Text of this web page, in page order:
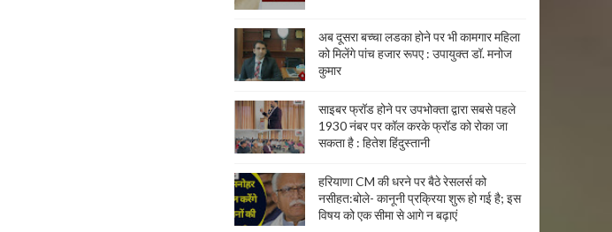
अब दूसरा बच्चा लडका होने पर भी कामगार महिला
को मिलेंगे पांच हजार रूपए : उपायुक्त डॉ. मनोज
कुमार
साइबर फ्रॉड होने पर उपभोक्ता द्वारा सबसे पहले
1930 नंबर पर कॉल करके फ्रॉड को रोका जा
सकता है : हितेश हिंदुस्तानी
हरियाणा CM की धरने पर बैठे रेसलर्स को
नसीहत:बोले- कानूनी प्रक्रिया शुरू हो गई है; इस
विषय को एक सीमा से आगे न बढ़ाएं